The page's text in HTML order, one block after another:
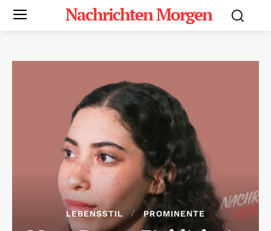
Nachrichten Morgen
LEBENSSTIL PROMINENTE